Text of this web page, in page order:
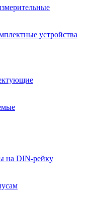
устройства
на DIN-рейку